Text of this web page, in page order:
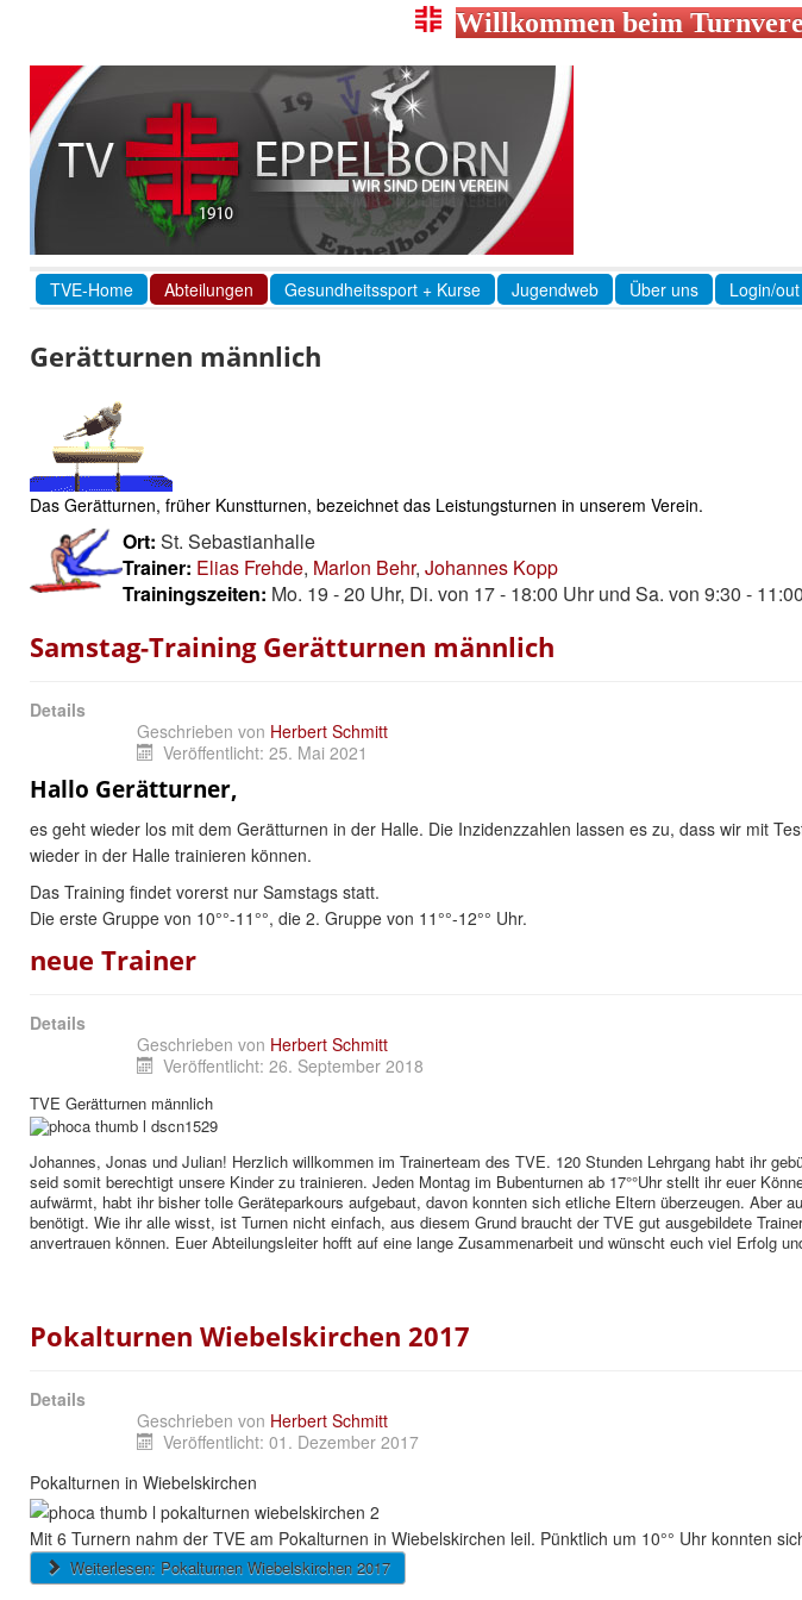
Willkommen beim
TVE-Home Abteilungen Gesundheitssport + Kurse Jugendweb Über uns Login/out
Gerätturnen männlich
Das Gerätturnen, früher Kunstturnen, bezeichnet das Leistungsturnen in unserem Verein.
Ort: St. Sebastianhalle
Trainer: Elias Frehde, Marlon Behr, Johannes Kopp
Trainingszeiten: Mo. 19 - 20 Uhr, Di. von 17 - 18:00 Uhr und Sa. von 9:30 -
Samstag-Training Gerätturnen männlich
Details
Geschrieben von Herbert Schmitt
Veröffentlicht: 25. Mai 2021
Hallo Gerätturner,
es geht wieder los mit dem Gerätturnen in der Halle. Die Inzidenzzahlen lassen es zu, dass wir mit
wieder in der Halle trainieren können.
Das Training findet vorerst nur Samstags statt.
Die erste Gruppe von 10°°-11°°, die 2. Gruppe von 11°°-12°° Uhr.
neue Trainer
Details
Geschrieben von Herbert Schmitt
Veröffentlicht: 26. September 2018
TVE Gerätturnen männlich
Johannes, Jonas und Julian! Herzlich willkommen im Trainerteam des TVE. 120 Stunden Lehrgang habt ihr
seid somit berechtigt unsere Kinder zu trainieren. Jeden Montag im Bubenturnen ab 17°°Uhr stellt ihr euer
aufwärmt, habt ihr bisher tolle Geräteparkours aufgebaut, davon konnten sich etliche Eltern überzeugen. Aber
benötigt. Wie ihr alle wisst, ist Turnen nicht einfach, aus diesem Grund braucht der TVE gut ausgebildete
anvertrauen können. Euer Abteilungsleiter hofft auf eine lange Zusammenarbeit und wünscht euch viel Erfolg
Pokalturnen Wiebelskirchen 2017
Details
Geschrieben von Herbert Schmitt
Veröffentlicht: 01. Dezember 2017
Pokalturnen in Wiebelskirchen
Mit 6 Turnern nahm der TVE am Pokalturnen in Wiebelskirchen leil. Pünktlich um 10°° Uhr konnten
Weiterlesen: Pokalturnen Wiebelskirchen 2017